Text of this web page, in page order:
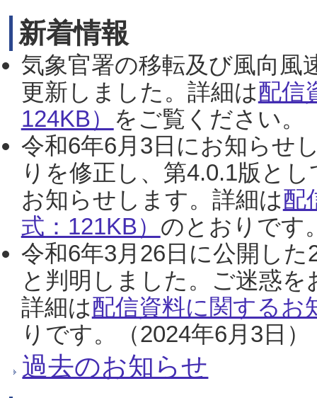
新着情報
気象官署の移転及び風向風
更新しました。詳細は配信
124KB） をご覧ください。
令和6年6月3日にお知らせ
りを修正し、第4.0.1版と
お知らせします。詳細は配
式：121KB） のとおりです
令和6年3月26日に公開し
と判明しました。ご迷惑
詳細は配信資料に関するお
りです。（2024年6月3日）
過去のお知らせ